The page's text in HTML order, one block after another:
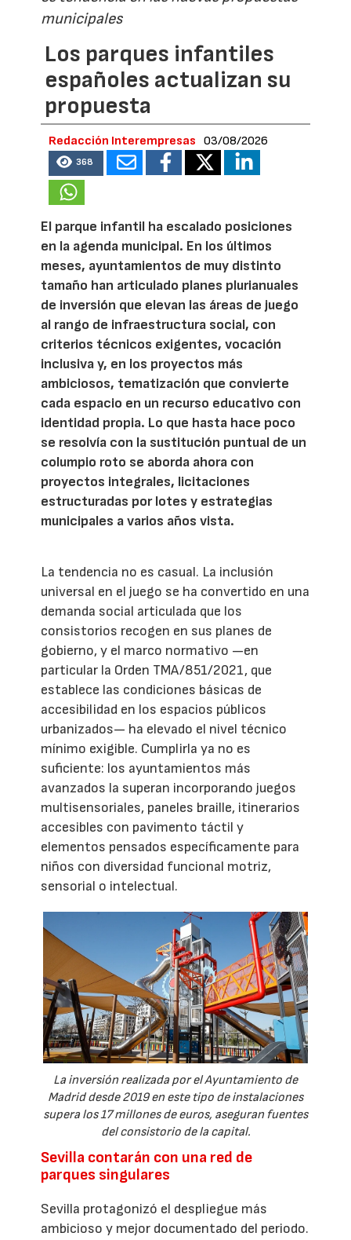
municipales
Los parques infantiles
españoles actualizan su
propuesta
Redacción Interempresas 03/08/2026
368
El parque infantil ha escalado posiciones
en la agenda municipal. En los últimos
meses, ayuntamientos de muy distinto
tamaño han articulado planes plurianuales
de inversión que elevan las áreas de juego
al rango de infraestructura social, con
criterios técnicos exigentes, vocación
inclusiva y, en los proyectos más
ambiciosos, tematización que convierte
cada espacio en un recurso educativo con
identidad propia. Lo que hasta hace poco
se resolvía con la sustitución puntual de un
columpio roto se aborda ahora con
proyectos integrales, licitaciones
estructuradas por lotes y estrategias
municipales a varios años vista.
La tendencia no es casual. La inclusión
universal en el juego se ha convertido en una
demanda social articulada que los
consistorios recogen en sus planes de
gobierno, y el marco normativo —en
particular la Orden TMA/851/2021, que
establece las condiciones básicas de
accesibilidad en los espacios públicos
urbanizados— ha elevado el nivel técnico
mínimo exigible. Cumplirla ya no es
suficiente: los ayuntamientos más
avanzados la superan incorporando juegos
multisensoriales, paneles braille, itinerarios
accesibles con pavimento táctil y
elementos pensados específicamente para
niños con diversidad funcional motriz,
sensorial o intelectual.
La inversión realizada por el Ayuntamiento de
Madrid desde 2019 en este tipo de instalaciones
supera los 17 millones de euros, aseguran fuentes
del consistorio de la capital.
Sevilla contarán con una red de
parques singulares
Sevilla protagonizó el despliegue más
ambicioso y mejor documentado del periodo.